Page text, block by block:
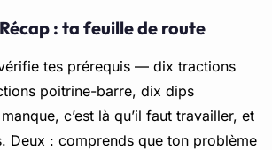
: ta feuille de route
tes prérequis — dix tractions
poitrine-barre, dix dips
c’est là qu’il faut travailler, et
Deux : comprends que ton problème